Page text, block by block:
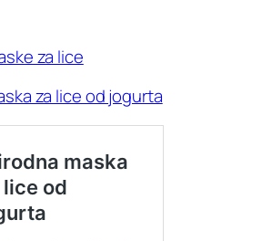
za lice
za lice od jogurta